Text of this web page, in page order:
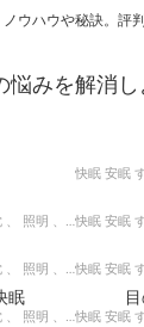
ウハウや秘訣。評
悩みを解消し
快眠 安眠 するための知識や、 枕 、 照明 、 アロマ など、おすすめの グッズ などを紹介。 快眠 安眠 のための 照明 フロアライト テーブルライト デスクライト スタンドライト など。
快眠 安眠 するための知識や、 枕 、 照明 、 アロマ など、おすすめの グッズ などを紹介。 ぐっすり眠るために重要な枕選びのポイントや商品の紹介、 テンピュール 、 マニフレックス など。
眠
快眠 安眠 するための知識や、 枕 、 照明 、 アロマ など、おすすめの グッズ などを紹介。 足元あったかで快適に眠るための 湯たんぽ あったか靴下 レッグウォーマー などの紹介です。